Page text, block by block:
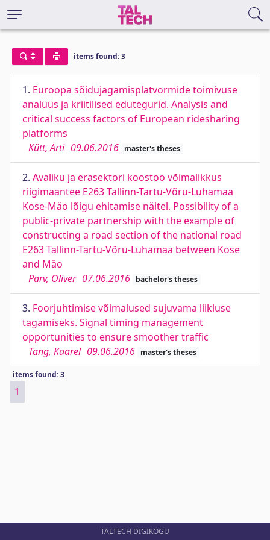
items found: 3
1. Euroopa sõidujagamisplatvormide toimivuse
analüüs ja kriitilised edutegurid. Analysis and
critical success factors of European ridesharing
platforms
Kütt, Arti 09.06.2016 master's theses
2. Avaliku ja erasektori koostöö võimalikkus
riigimaantee E263 Tallinn-Tartu-Võru-Luhamaa
Kose-Mäo lõigu ehitamise näitel. Possibility of a
public-private partnership with the example of
constructing a road section of the national road
E263 Tallinn-Tartu-Võru-Luhamaa between Kose
and Mäo
Parv, Oliver 07.06.2016 bachelor's theses
3. Foorjuhtimise võimalused sujuvama liikluse
tagamiseks. Signal timing management
opportunities to ensure smoother traffic
Tang, Kaarel 09.06.2016 master's theses
items found: 3
1
TALTECH DIGIKOGU